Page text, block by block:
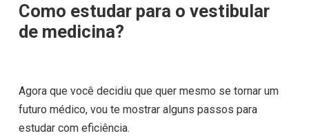
Como estudar para o vestibular
de medicina?
Agora que você decidiu que quer mesmo se tornar um
futuro médico, vou te mostrar alguns passos para
estudar com eficiência.